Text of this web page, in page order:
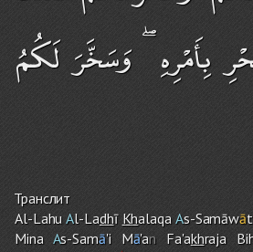
بِأَمْرِهِ ۖ وَسَخَّرَ لَكُمُ
Транслит
Al-Lahu Al-Ladhī KhalaqaAs-Samāwā
MinaAs-Samā'i Mā'an Fa'akhraja